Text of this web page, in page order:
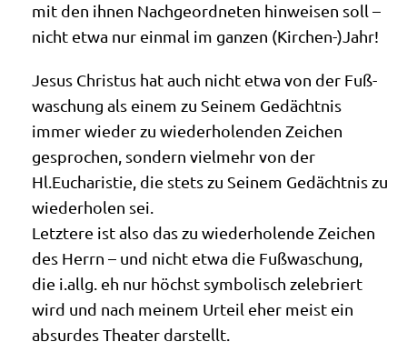
mit den ihnen Nach­ge­ord­ne­ten hin­wei­sen soll –
nicht etwa nur ein­mal im gan­zen (Kirchen-)Jahr!
Jesus Chri­stus hat auch nicht etwa von der Fuß­
wa­schung als einem zu Sei­nem Gedächt­nis
immer wie­der zu wie­der­ho­len­den Zei­chen
gespro­chen, son­dern viel­mehr von der
Hl.Eucharistie, die stets zu Sei­nem Gedächt­nis zu
wie­der­ho­len sei.
Letz­te­re ist also das zu wie­der­ho­len­de Zei­chen
des Herrn – und nicht etwa die Fuß­wa­schung,
die i.allg. eh nur höchst sym­bo­lisch zele­briert
wird und nach mei­nem Urteil eher meist ein
absur­des Thea­ter darstellt.